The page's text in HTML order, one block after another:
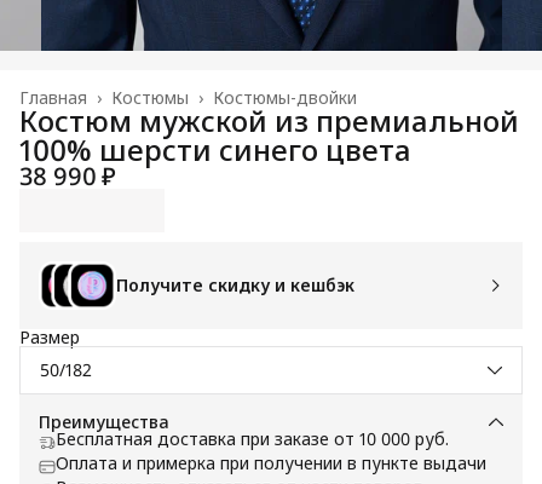
Костюмы-двойки
Костюмы ›
Главная ›
Костюм мужской из премиальной
100% шерсти синего цвета
38 990 ₽
Получите скидку и кешбэк
Размер
50/182
Преимущества
Бесплатная доставка при заказе от 10 000 руб.
Оплата и примерка при получении в пункте выдачи